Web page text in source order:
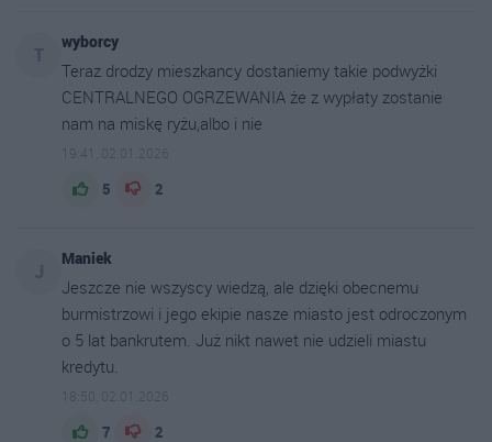
wyborcy
Teraz drodzy mieszkancy dostaniemy takie podwyżki
CENTRALNEGO OGRZEWANIA że z wypłaty zostanie
nam na miskę ryżu,albo i nie
19:41, 02.01.2026
5 2
Maniek
Jeszcze nie wszyscy wiedzą, ale dzięki obecnemu
burmistrzowi i jego ekipie nasze miasto jest odroczonym
o 5 lat bankrutem. Już nikt nawet nie udzieli miastu
kredytu.
18:50, 02.01.2026
7 2